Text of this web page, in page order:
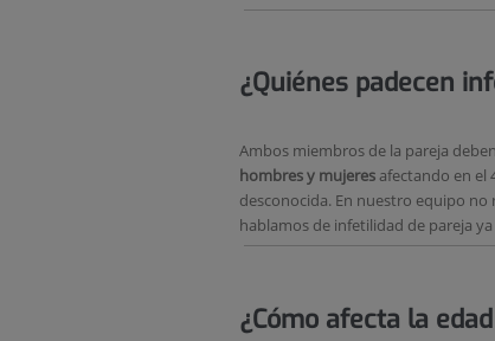
¿Quiénes padecen
Ambos miembros de la pareja
hombres y mujeres afectando en el
desconocida. En nuestro equipo
hablamos de infetilidad de pareja
¿Cómo afecta la